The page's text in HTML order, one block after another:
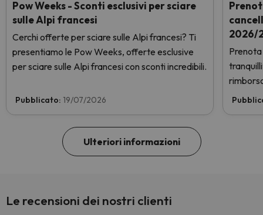
Pow Weeks - Sconti esclusivi per sciare
sulle Alpi francesi
Cerchi offerte per sciare sulle Alpi francesi? Ti
presentiamo le Pow Weeks, offerte esclusive
per sciare sulle Alpi francesi con sconti incredibili.
Pubblicato: 19/07/2026
2026/
Ulteriori informazioni
Le recensioni dei nostri clienti